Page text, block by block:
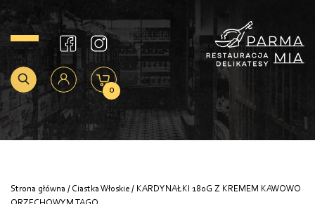
0
Strona główna / Ciastka Włoskie / KARDYNAŁKI 180G Z KREMEM KAWOWO